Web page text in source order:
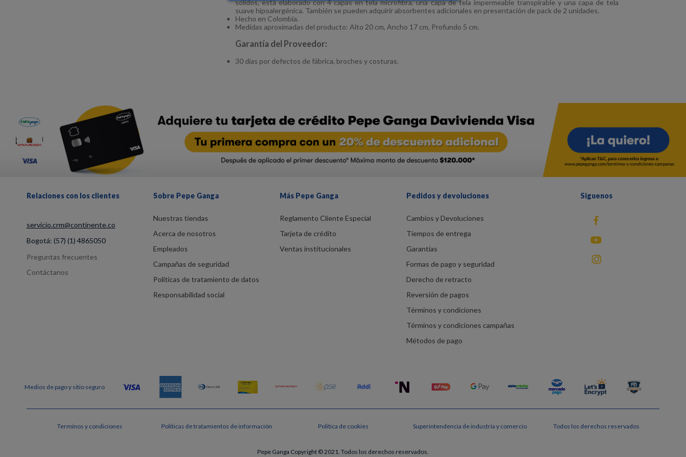
sólidos, está elaborado con 4 capas en tela microfibra, una capa de tela impermeable transpirable y una capa de tela
suave hipoalergénica. También se pueden adquirir absorbentes adicionales en presentación de pack de 2 unidades.
Hecho en Colombia.
Medidas aproximadas del producto: Alto 20 cm, Ancho 17 cm, Profundo 5 cm.
Garantía del Proveedor:
30 días por defectos de fábrica, broches y costuras.
Relaciones con los clientes
servicio.crm@continente.co
Bogotá: (57) (1) 4865050
Preguntas frecuentes
Contáctanos
Sobre Pepe Ganga
Nuestras tiendas
Acerca de nosotros
Empleados
Campañas de seguridad
Políticas de tratamiento de datos
Responsabilidad social
Más Pepe Ganga
Reglamento Cliente Especial
Tarjeta de crédito
Ventas institucionales
Pedidos y devoluciones
Cambios y Devoluciones
Tiempos de entrega
Garantías
Formas de pago y seguridad
Derecho de retracto
Reversión de pagos
Términos y condiciones
Términos y condiciones campañas
Métodos de pago
Siguenos
fb
You Tube
instagram
Terminos y condiciones Politicas de tratamientos de información Politica de cookies Superintendencia de industría y comercio Todos los derechos reservados
Pepe Ganga Copyright © 2021. Todos los derechos reservados.